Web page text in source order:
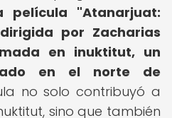
película "Atanarjuat:
por Zacharias
en inuktitut, un
en el norte de
no solo contribuyó a
sino que también